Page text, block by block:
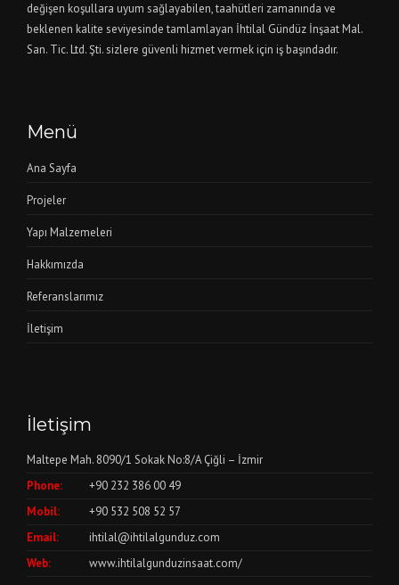
değişen koşullara uyum sağlayabilen, taahütleri zamanında ve
beklenen kalite seviyesinde tamlamlayan İhtilal Gündüz İnşaat Mal.
San. Tic. Ltd. Şti. sizlere güvenli hizmet vermek için iş başındadır.
Menü
Ana Sayfa
Projeler
Yapı Malzemeleri
Hakkımızda
Referanslarımız
İletişim
İletişim
Maltepe Mah. 8090/1 Sokak No:8/A Çiğli – İzmir
Phone:
+90 232 386 00 49
Mobil:
+90 532 508 52 57
Email:
ihtilal@ihtilalgunduz.com
Web:
www.ihtilalgunduzinsaat.com/